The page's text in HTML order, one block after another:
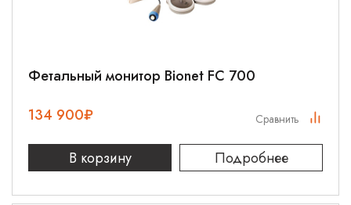
Фетальный монитор Bionet FC 700
134 900₽
В корзину Подробнее
Сравнить